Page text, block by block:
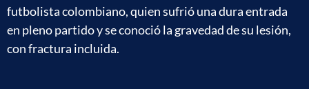
futbolista colombiano, quien sufrió una dura entrada
en pleno partido y se conoció la gravedad de su lesión,
con fractura incluida.